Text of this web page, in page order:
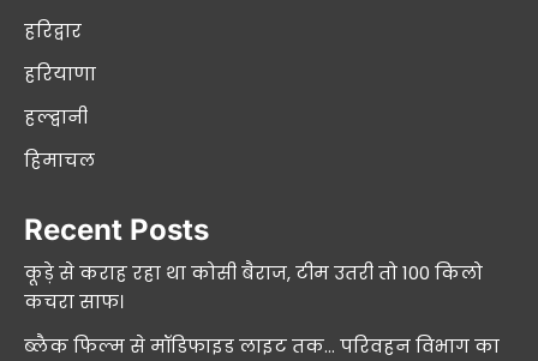
हरिद्वार
हरियाणा
हल्द्वानी
हिमाचल
Recent Posts
कूड़े से कराह रहा था कोसी बैराज, टीम उतरी तो 100 किलो
कचरा साफ।
ब्लैक फिल्म से मॉडिफाइड लाइट तक… परिवहन विभाग का